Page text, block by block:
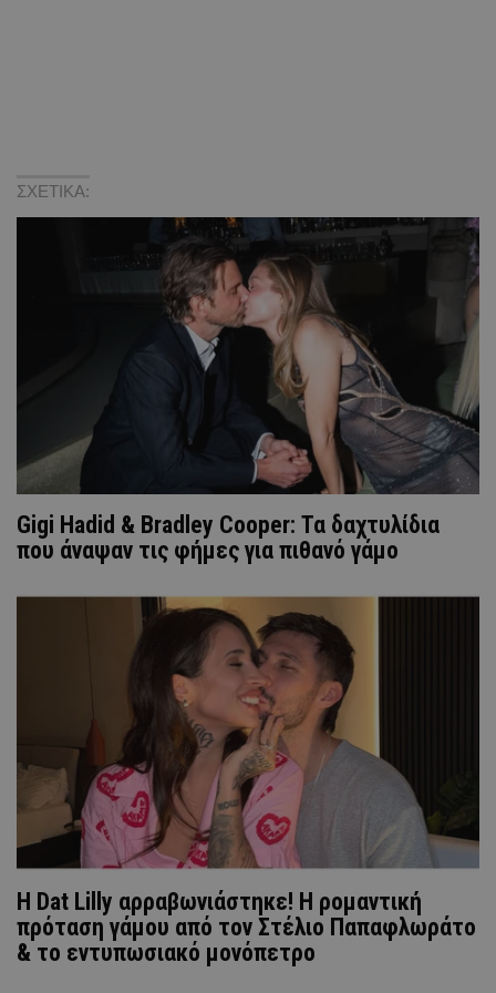
ΣΧΕΤΙΚΑ:
Gigi Hadid & Bradley Cooper: Τα δαχτυλίδια
που άναψαν τις φήμες για πιθανό γάμο
Η Dat Lilly αρραβωνιάστηκε! Η ρομαντική
πρόταση γάμου από τον Στέλιο Παπαφλωράτο
& το εντυπωσιακό μονόπετρο